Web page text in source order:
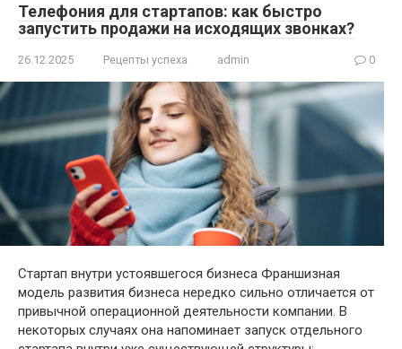
Телефония для стартапов: как быстро
запустить продажи на исходящих звонках?
26.12.2025 Рецепты успеха admin 0
Стартап внутри устоявшегося бизнеса Франшизная
модель развития бизнеса нередко сильно отличается от
привычной операционной деятельности компании. В
некоторых случаях она напоминает запуск отдельного